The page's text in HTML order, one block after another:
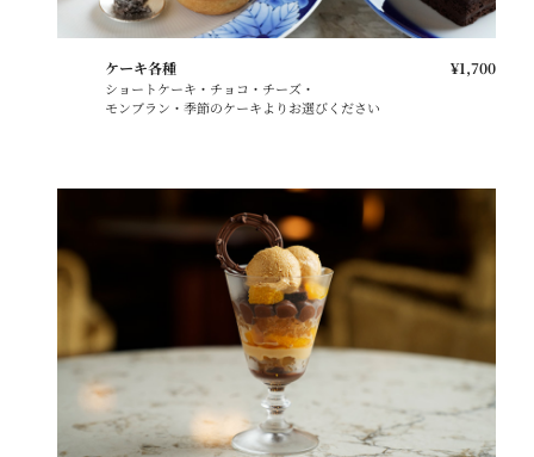
ケーキ各種 ¥1,700
ショートケーキ・チョコ・チーズ・
モンブラン・季節のケーキよりお選びください